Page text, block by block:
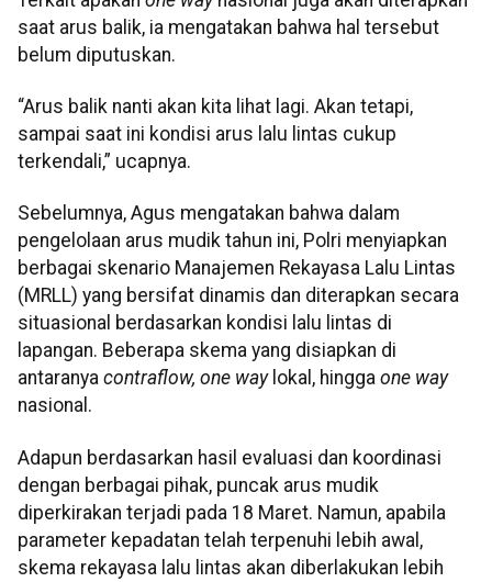
saat arus balik, ia mengatakan bahwa hal tersebut
belum diputuskan.
“Arus balik nanti akan kita lihat lagi. Akan tetapi,
sampai saat ini kondisi arus lalu lintas cukup
terkendali,” ucapnya.
Sebelumnya, Agus mengatakan bahwa dalam
pengelolaan arus mudik tahun ini, Polri menyiapkan
berbagai skenario Manajemen Rekayasa Lalu Lintas
(MRLL) yang bersifat dinamis dan diterapkan secara
situasional berdasarkan kondisi lalu lintas di
lapangan. Beberapa skema yang disiapkan di
antaranya contraflow, one waylokal, hingga one way
nasional.
Adapun berdasarkan hasil evaluasi dan koordinasi
dengan berbagai pihak, puncak arus mudik
diperkirakan terjadi pada 18 Maret. Namun, apabila
parameter kepadatan telah terpenuhi lebih awal,
skema rekayasa lalu lintas akan diberlakukan lebih